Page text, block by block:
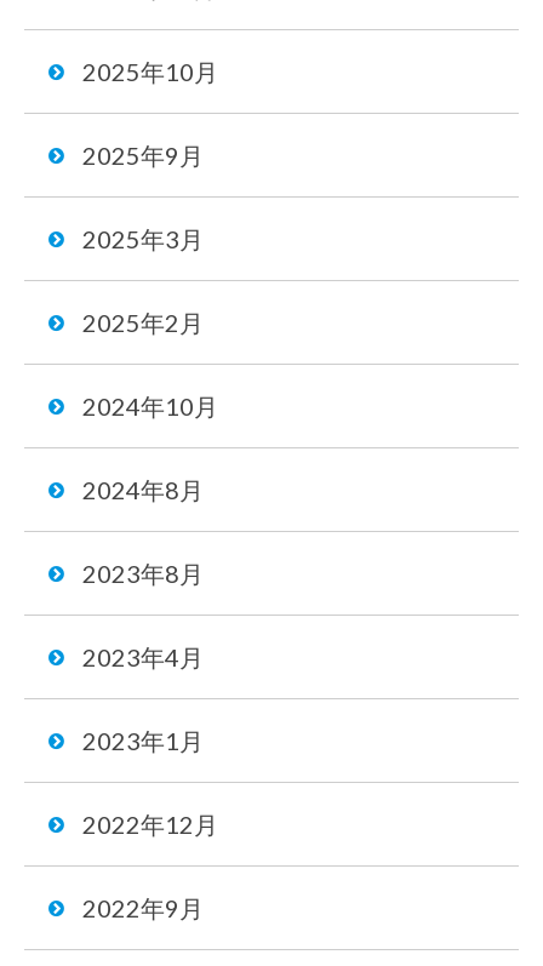
2025年10月
2025年9月
2025年3月
2025年2月
2024年10月
2024年8月
2023年8月
2023年4月
2023年1月
2022年12月
2022年9月